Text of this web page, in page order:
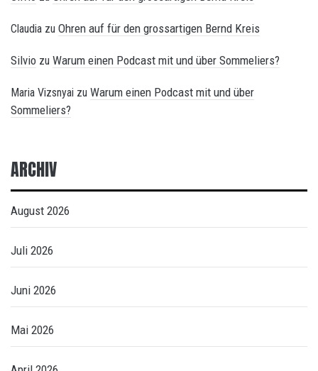
Claudia zu Ohren auf für den grossartigen Bernd Kreis
Silvio zu Warum einen Podcast mit und über Sommeliers?
Maria Vizsnyai zu Warum einen Podcast mit und über
Sommeliers?
ARCHIV
August 2026
Juli 2026
Juni 2026
Mai 2026